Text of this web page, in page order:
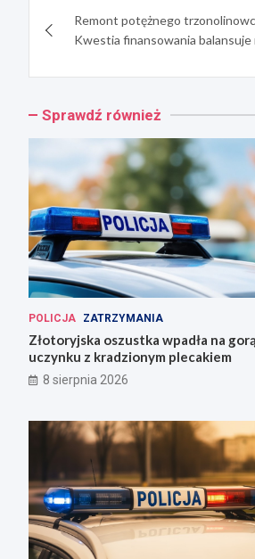
wpisuRemont potężnego
Kwestia finansowania balansuje
Sprawdź również
POLICJA ZATRZYMANIA
Złotoryjska oszustka wpadła na
uczynku z kradzionym plecakiem
8 sierpnia 2026